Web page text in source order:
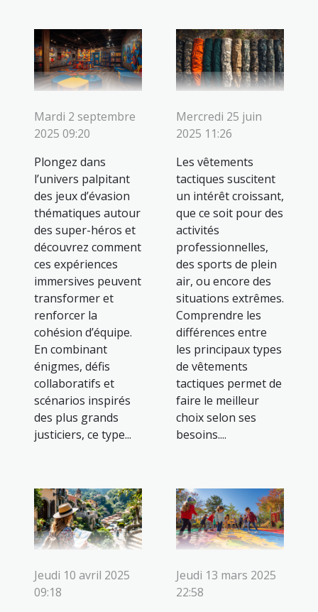
Mardi 2 septembre
2025 09:20
Plongez dans
l’univers palpitant
des jeux d’évasion
thématiques autour
des super-héros et
découvrez comment
ces expériences
immersives peuvent
transformer et
renforcer la
cohésion d’équipe.
En combinant
énigmes, défis
collaboratifs et
scénarios inspirés
des plus grands
justiciers, ce type...
Mercredi 25 juin
2025 11:26
Les vêtements
tactiques suscitent
un intérêt croissant,
que ce soit pour des
activités
professionnelles,
des sports de plein
air, ou encore des
situations extrêmes.
Comprendre les
différences entre
les principaux types
de vêtements
tactiques permet de
faire le meilleur
choix selon ses
besoins....
Jeudi 10 avril 2025
09:18
Jeudi 13 mars 2025
22:58